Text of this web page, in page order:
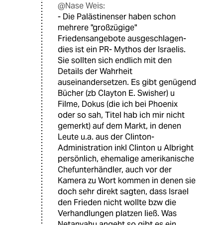
@Nase Weis:
- Die Palästinenser haben schon
mehrere "großzügige"
Friedensangebote ausgeschlagen-
dies ist ein PR- Mythos der Israelis.
Sie sollten sich endlich mit den
Details der Wahrheit
auseinandersetzen. Es gibt genügend
Bücher (zb Clayton E. Swisher) u
Filme, Dokus (die ich bei Phoenix
oder so sah, Titel hab ich mir nicht
gemerkt) auf dem Markt, in denen
Leute u.a. aus der Clinton-
Administration inkl Clinton u Albright
persönlich, ehemalige amerikanische
Chefunterhändler, auch vor der
Kamera zu Wort kommen in denen sie
doch sehr direkt sagten, dass Israel
den Frieden nicht wollte bzw die
Verhandlungen platzen ließ. Was